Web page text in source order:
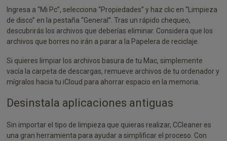
Ingresa a “Mi Pc”, selecciona “Propiedades” y haz clic en “Limpieza
de disco” en la pestaña “General”. Tras un rápido chequeo,
descubrirás los archivos que deberías eliminar. Considera que los
archivos que borres no irán a parar a la Papelera de reciclaje.
Si quieres limpiar los archivos basura de tu Mac, simplemente
vacía la carpeta de descargas, remueve archivos de tu ordenador y
mígralos hacia tu iCloud para ahorrar espacio en la memoria.
Desinstala aplicaciones antiguas
Sin importar el tipo de limpieza que quieras realizar, CCleaner es
una gran herramienta para ayudar a simplificar el proceso. Con